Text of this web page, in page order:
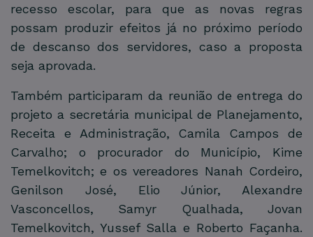
recesso escolar, para que as novas regras
possam produzir efeitos já no próximo período
de descanso dos servidores, caso a proposta
seja aprovada.
Também participaram da reunião de entrega do
projeto a secretária municipal de Planejamento,
Receita e Administração, Camila Campos de
Carvalho; o procurador do Município, Kime
Temelkovitch; e os vereadores Nanah Cordeiro,
Genilson José, Elio Júnior, Alexandre
Vasconcellos, Samyr Qualhada, Jovan
Temelkovitch, Yussef Salla e Roberto Façanha.